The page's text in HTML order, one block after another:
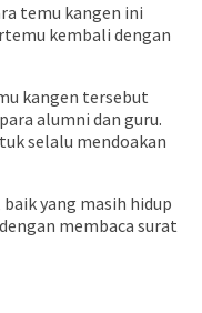
temu kangen ini
kembali dengan
kangen tersebut
alumni dan guru.
selalu mendoakan
yang masih hidup
membaca surat